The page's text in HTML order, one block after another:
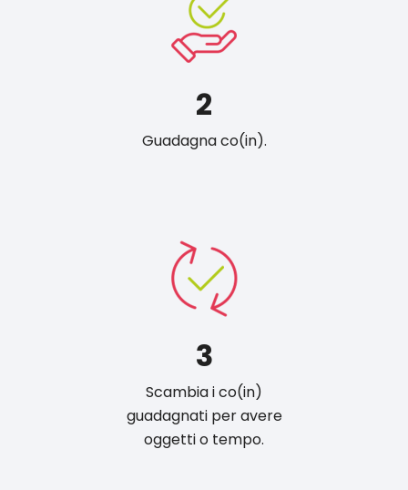
2
Guadagna co(in).
3
Scambia i co(in)
guadagnati per avere
oggetti o tempo.